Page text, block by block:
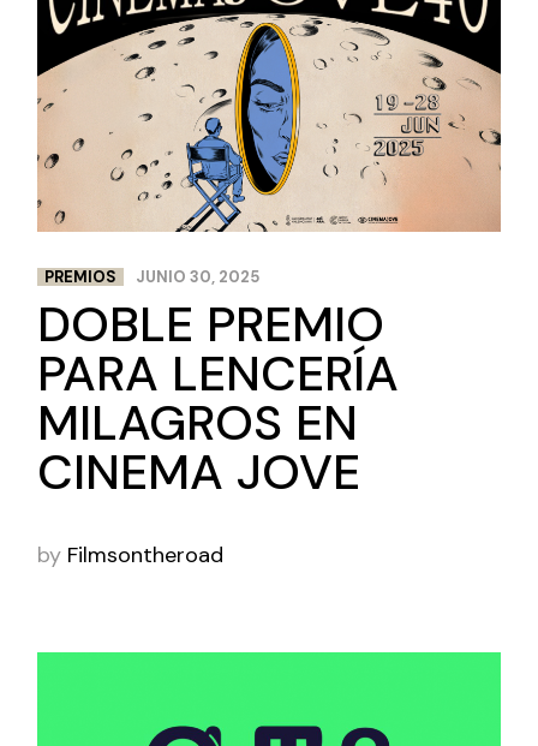
PREMIOS JUNIO 30, 2025
DOBLE PREMIO
PARA LENCERÍA
MILAGROS EN
CINEMA JOVE
by Filmsontheroad